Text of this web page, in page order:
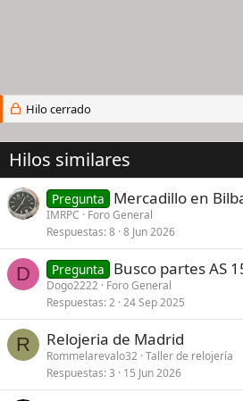
Hilo cerrado
Hilos similares
Pregunta Mercadillo en
IMRPC
Foro General
Respuestas 8 8 Jun 2026
D Pregunta Busco partes AS
Dogo2222 Foro General
Respuestas 2 24 Sep 2025
R Relojeria de Madrid
Rommelarevalo32 Taller de relojería
Respuestas 3 15 Jun 2026